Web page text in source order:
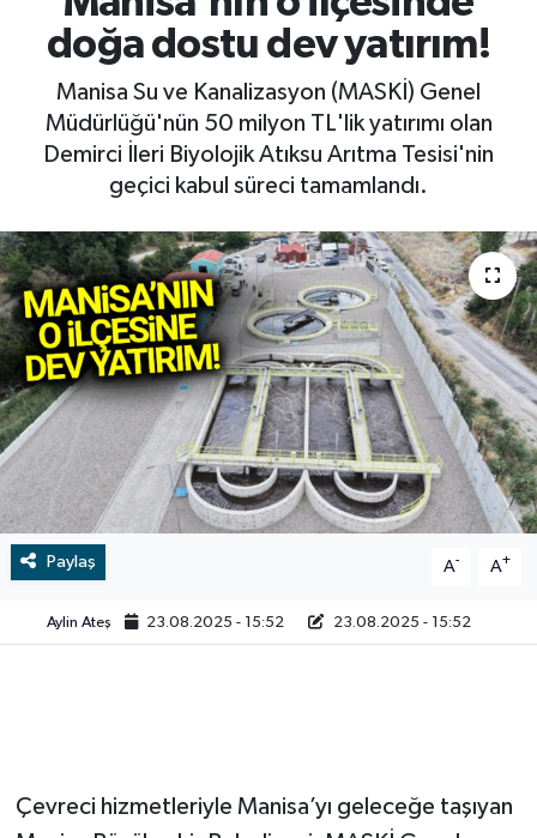
doğa dostu dev yatırım!
Manisa Su ve Kanalizasyon (MASKİ) Genel
Müdürlüğü'nün 50 milyon TL'lik yatırımı olan
Demirci İleri Biyolojik Atıksu Arıtma Tesisi'nin
geçici kabul süreci tamamlandı.
Paylaş A- A+
Aylin Ateş 23.08.2025 - 15:52 23.08.2025 - 15:52
Çevreci hizmetleriyle Manisa’yı geleceğe taşıyan
RESMİ İLAN
BİLİM VE TEKNOLOJİ
RESMİ İLAN
Yaşam
Tarih
Dünya
İletişim
Künye
SPOR
Vefat